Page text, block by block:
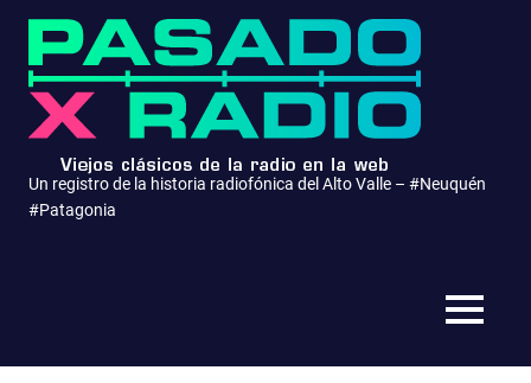
Saltar
contenido
Un registro de la historia radiofónica del Alto Valle – #Neuquén
#Patagonia
MENÚ